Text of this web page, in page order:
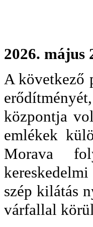
2026. május
A következő
központja
emlékek
Morava
szép kilátás
várfallal